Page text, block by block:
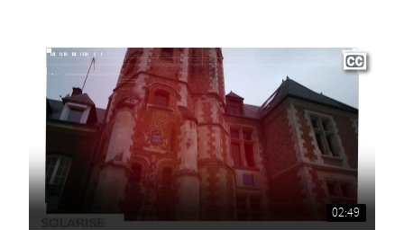
02:49